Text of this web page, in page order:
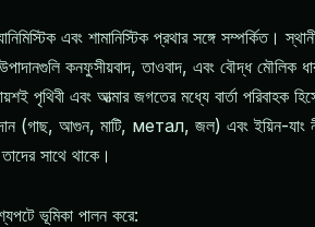
এবং শামানিস্টিক প্রথার সঙ্গে সম্পর্কিত।
কনফুসীয়বাদ, তাওবাদ, এবং বৌদ্ধ মৌলিক
পৃথিবী এবং আত্মার জগতের মধ্যে বার্তা পরিবাহক
(গাছ, আগুন, মাটি, метал, জল) এবং ইয়িন-যাং
সাথে থাকে।
ভূমিকা পালন করে: